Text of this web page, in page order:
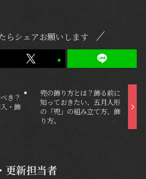
らシェアお願いします
き？
・飾
兜の飾り方とは？飾る前に
知っておきたい、五月人形
の「兜」の組み立て方、飾
り方。
更新担当者